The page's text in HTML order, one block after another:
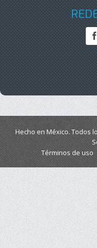
Hecho en México. Todos
Términos de uso